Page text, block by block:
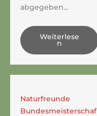
abgegeben…
Weiterlese
n
Naturfreunde
Bundesmeisterschaf